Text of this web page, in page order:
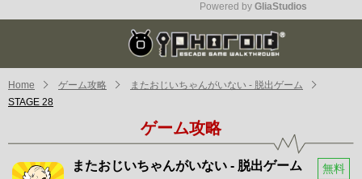
Mute
Powered by GliaStudios
Home ゲーム攻略
またおじいちゃんがいない - 脱出ゲーム
STAGE 28
ゲーム攻略
またおじいちゃんがいない - 脱出ゲーム 無料